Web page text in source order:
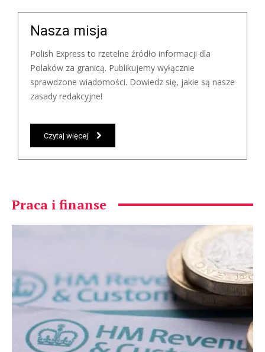
Nasza misja
Polish Express to rzetelne źródło informacji dla
Polaków za granicą. Publikujemy wyłącznie
sprawdzone wiadomości. Dowiedz się, jakie są nasze
zasady redakcyjne!
Czytaj więcej
Praca i finanse